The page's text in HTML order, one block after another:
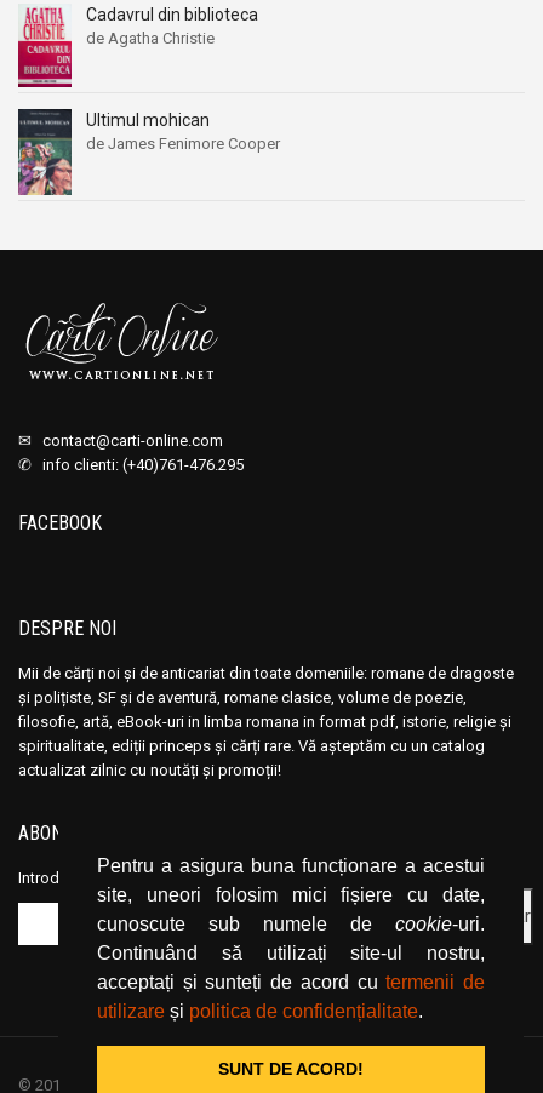
Pentru a asigura buna funcționare a acestui
site, uneori folosim mici fișiere cu date,
cunoscute sub numele de cookie-uri.
Continuând să utilizați site-ul nostru,
acceptați și sunteți de acord cutermenii de
utilizare și politica de confidențialitate.
SUNT DE ACORD!
Cadavrul din biblioteca
de Agatha Christie
Ultimul mohican
de James Fenimore Cooper
✉ contact@carti-online.com
✆ info clienti: (+40)761-476.295
FACEBOOK
DESPRE NOI
Mii de cărți noi și de anticariat din toate domeniile: romane de dragoste
și polițiste, SF și de aventură, romane clasice, volume de poezie,
filosofie, artă, eBook-uri in limba romana in format pdf, istorie, religie și
spiritualitate, ediții princeps și cărți rare. Vă așteptăm cu un catalog
actualizat zilnic cu noutăți și promoții!
ABONEAZĂ-TE LA NEWSLETTER
Introduceți adresa dvs. de email și dați click pe butonul de abonare.
© 2019